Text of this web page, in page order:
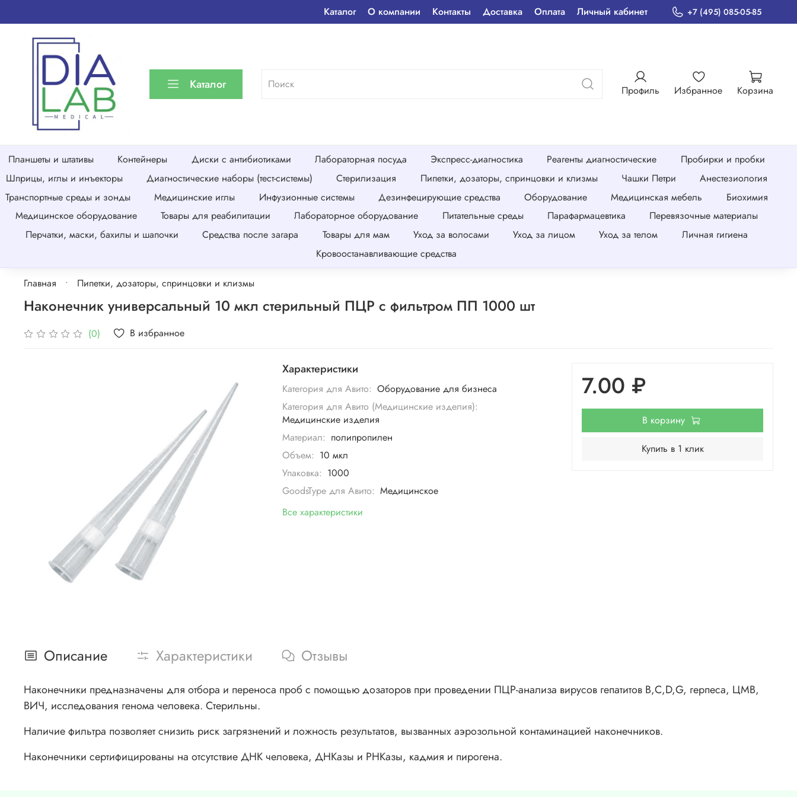
Каталог О компании Контакты Доставка Оплата Личный кабинет +7 (495) 085-05-85
Каталог Профиль Избранное Корзина
Планшеты и штативы Контейнеры Диски с антибиотиками Лабораторная посуда Экспресс-диагностика Реагенты диагностические
Пробирки и пробки
Шприцы, иглы и инъекторы
Диагностические наборы (тест-системы) Стерилизация Пипетки, дозаторы, спринцовки и клизмы Чашки Петри
Анестезиология
Транспортные среды и зонды
Медицинские иглы Инфузионные системы Дезинфецирующие средства Оборудование Медицинская мебель
Биохимия
Медицинское оборудование
Товары для реабилитации Лабораторное оборудование Питательные среды Парафармацевтика
Перевязочные материалы
Перчатки, маски, бахилы и шапочки
Средства после загара Товары для мам Уход за волосами Уход за лицом Уход за телом
Личная гигиена
Кровоостанавливающие средства
Главная Пипетки, дозаторы, спринцовки и клизмы
Наконечник универсальный 10 мкл стерильный ПЦР с фильтром ПП 1000 шт
(0) В избранное
Характеристики
Категория для Авито: Оборудование для бизнеса
Категория для Авито (Медицинские изделия):
Медицинские изделия
Материал: полипропилен
Объем: 10 мкл
Упаковка: 1000
GoodsType для Авито: Медицинское
Все характеристики
7.00 ₽
В корзину
Купить в 1 клик
Описание Характеристики Отзывы
Наконечники предназначены для отбора и переноса проб с помощью дозаторов при проведении ПЦР-анализа вирусов гепатитов В,С,D,G, герпеса, ЦМВ,
ВИЧ, исследования генома человека. Стерильны.
Наличие фильтра позволяет снизить риск загрязнений и ложность результатов, вызванных аэрозольной контаминацией наконечников.
Наконечники сертифицированы на отсутствие ДНК человека, ДНКазы и РНКазы, кадмия и пирогена.